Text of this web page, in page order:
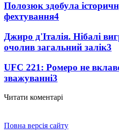
Полозюк здобула
фехтування4
Джиро д'Італія. Нібалі
очолив загальний залік3
UFC 221: Ромеро не
зважуванні3
Читати коментарі
Повна версія сайту